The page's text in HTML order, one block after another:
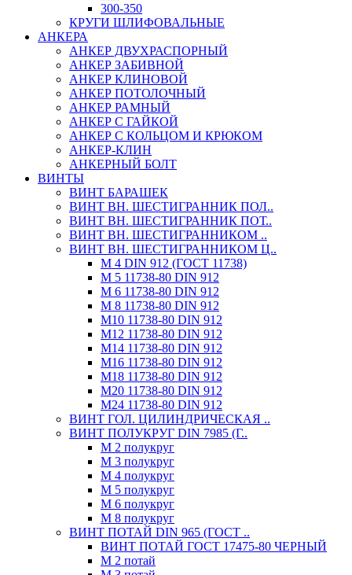
300-350
КРУГИ ШЛИФОВАЛЬНЫЕ
АНКЕРА
АНКЕР ДВУХРАСПОРНЫЙ
АНКЕР ЗАБИВНОЙ
АНКЕР КЛИНОВОЙ
АНКЕР ПОТОЛОЧНЫЙ
АНКЕР РАМНЫЙ
АНКЕР С ГАЙКОЙ
АНКЕР С КОЛЬЦОМ И КРЮКОМ
АНКЕР-КЛИН
АНКЕРНЫЙ БОЛТ
ВИНТЫ
ВИНТ БАРАШЕК
ВИНТ ВН. ШЕСТИГРАННИК ПОЛ..
ВИНТ ВН. ШЕСТИГРАННИК ПОТ..
ВИНТ ВН. ШЕСТИГРАННИКОМ ..
ВИНТ ВН. ШЕСТИГРАННИКОМ Ц..
М 4 DIN 912 (ГОСТ 11738)
М 5 11738-80 DIN 912
М 6 11738-80 DIN 912
М 8 11738-80 DIN 912
М10 11738-80 DIN 912
М12 11738-80 DIN 912
М14 11738-80 DIN 912
М16 11738-80 DIN 912
М18 11738-80 DIN 912
М20 11738-80 DIN 912
М24 11738-80 DIN 912
ВИНТ ГОЛ. ЦИЛИНДРИЧЕСКАЯ ..
ВИНТ ПОЛУКРУГ DIN 7985 (Г..
М 2 полукруг
М 3 полукруг
М 4 полукруг
М 5 полукруг
М 6 полукруг
М 8 полукруг
ВИНТ ПОТАЙ DIN 965 (ГОСТ ..
ВИНТ ПОТАЙ ГОСТ 17475-80 ЧЕРНЫЙ
М 2 потай